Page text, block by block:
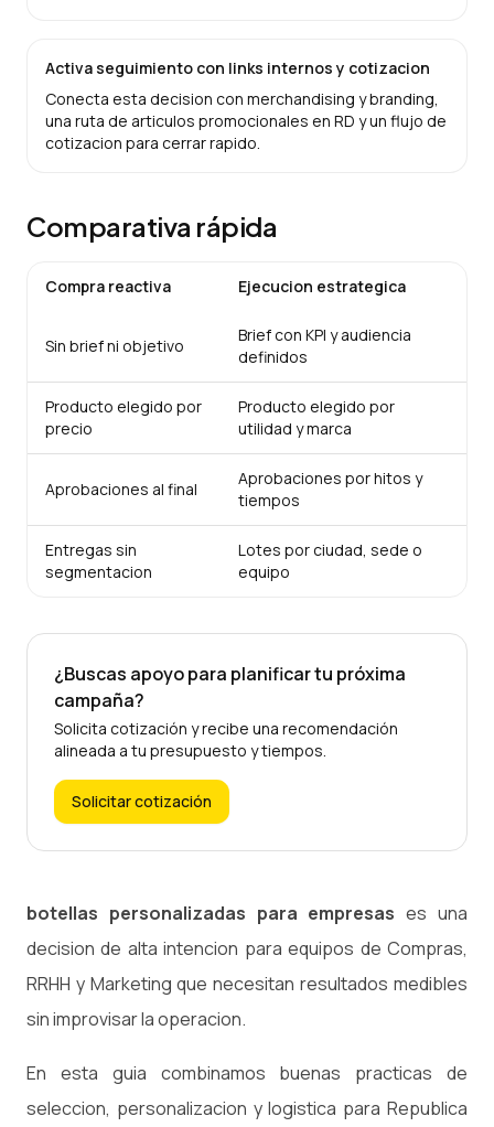
Activa seguimiento con links internos y cotizacion
Conecta esta decision con merchandising y branding,
una ruta de articulos promocionales en RD y un flujo de
cotizacion para cerrar rapido.
Comparativa rápida
Compra reactiva Ejecucion estrategica
Sin brief ni objetivo
Brief con KPI y audiencia
definidos
Producto elegido por
precio
Producto elegido por
utilidad y marca
Aprobaciones al final
Aprobaciones por hitos y
tiempos
Entregas sin
segmentacion
Lotes por ciudad, sede o
equipo
¿Buscas apoyo para planificar tu próxima
campaña?
Solicita cotización y recibe una recomendación
alineada a tu presupuesto y tiempos.
Solicitar cotización
botellas personalizadas para empresas es una
decision de alta intencion para equipos de Compras,
RRHH y Marketing que necesitan resultados medibles
sin improvisar la operacion.
En esta guia combinamos buenas practicas de
seleccion, personalizacion y logistica para Republica